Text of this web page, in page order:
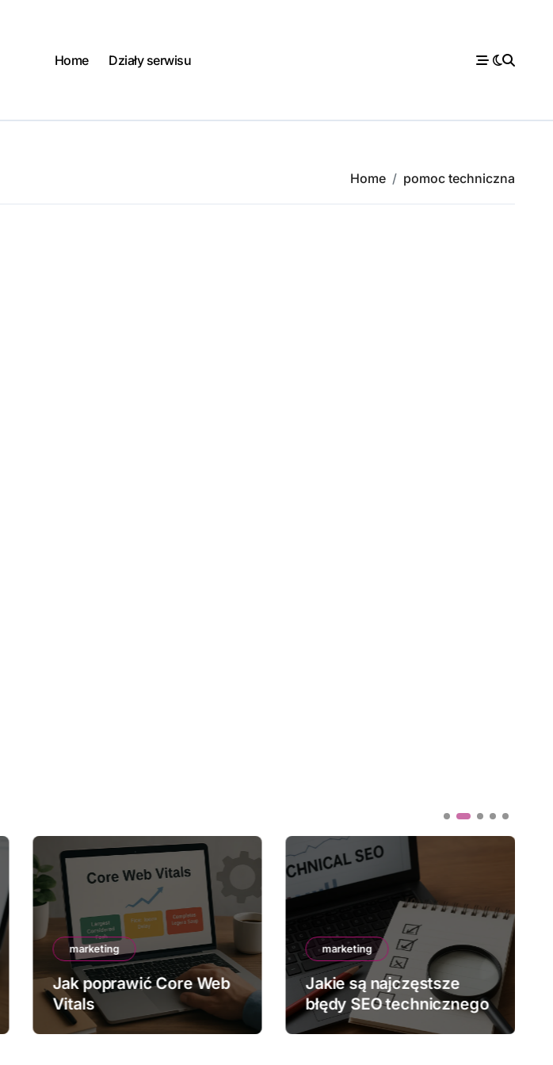
Home Działy serwisu
Home pomoc techniczna
marketing
Jak poprawić Core Web
Vitals
marketing
Jakie są najczęstsze
błędy SEO technicznego